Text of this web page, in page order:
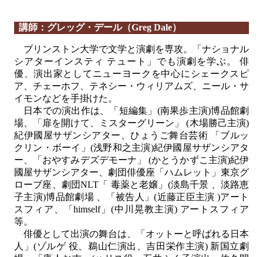
講師：グレッグ・デール（Greg Dale）
ブリンストン大学で文学と演劇を専攻。「ナショナル
シアターインスティ テュート」でも演劇を学ぶ。 俳
優、演出家としてニューヨークを中心にシェークスピ
ア、チェーホフ、テネシー・ウィリアムズ、ニール・サ
イモンなどを手掛けた。
日本での演出作は、「短編集」(南果歩主演)博品館劇
場、「扉を開けて、ミスターグリーン」 (木場勝己主演)
紀伊國屋サザンシアター、ひょうご舞台芸術 「ブルッ
クリン・ボーイ」(浅野和之主演)紀伊國屋サザンシアタ
ー、「おやすみデズデモーナ」 (かとうかずこ主演)紀伊
國屋サザンシアター、劇団俳優座「ハムレット」東京グ
ローブ座、劇団NLT「 毒薬と老嬢」(淡島千景 、淡路恵
子主演)博品館劇場 、「被告人」(近藤正臣主演 )アート
スフィア、「himself」(中川晃教主演) アートスフィア
等。
俳優として出演の舞台は、「オットーと呼ばれる日本
人」(ゾルゲ 役、鵜山仁演出、吉田栄作主演) 新国立劇